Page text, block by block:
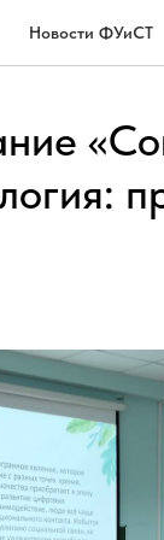
Новости ФУиСТ